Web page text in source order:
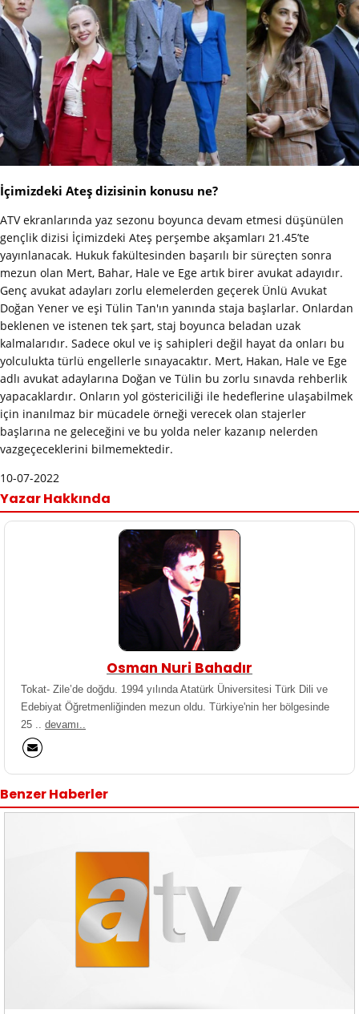
İçimizdeki Ateş dizisinin konusu ne?
ATV ekranlarında yaz sezonu boyunca devam etmesi düşünülen
gençlik dizisi İçimizdeki Ateş perşembe akşamları 21.45’te
yayınlanacak. Hukuk fakültesinden başarılı bir süreçten sonra
mezun olan Mert, Bahar, Hale ve Ege artık birer avukat adayıdır.
Genç avukat adayları zorlu elemelerden geçerek Ünlü Avukat
Doğan Yener ve eşi Tülin Tan'ın yanında staja başlarlar. Onlardan
beklenen ve istenen tek şart, staj boyunca beladan uzak
kalmalarıdır. Sadece okul ve iş sahipleri değil hayat da onları bu
yolculukta türlü engellerle sınayacaktır. Mert, Hakan, Hale ve Ege
adlı avukat adaylarına Doğan ve Tülin bu zorlu sınavda rehberlik
yapacaklardır. Onların yol göstericiliği ile hedeflerine ulaşabilmek
için inanılmaz bir mücadele örneği verecek olan stajerler
başlarına ne geleceğini ve bu yolda neler kazanıp nelerden
vazgeçeceklerini bilmemektedir.
10-07-2022
Yazar Hakkında
Osman Nuri Bahadır
Tokat- Zile’de doğdu. 1994 yılında Atatürk Üniversitesi Türk Dili ve
Edebiyat Öğretmenliğinden mezun oldu. Türkiye'nin her bölgesinde
25 .. devamı..
Benzer Haberler